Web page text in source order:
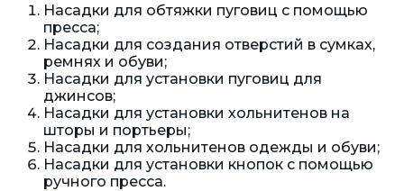
Насадки для обтяжки пуговиц с помощью
пресса;
Насадки для создания отверстий в сумках,
ремнях и обуви;
Насадки для установки пуговиц для
джинсов;
Насадки для установки хольнитенов на
шторы и портьеры;
Насадки для хольнитенов одежды и обуви;
Насадки для установки кнопок с помощью
ручного пресса.